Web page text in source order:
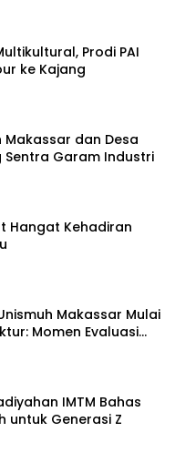
Prodi PAI
ke Kajang
Makassar dan Desa
Sentra Garam Industri
Hangat Kehadiran
Makassar Mulai
Momen Evaluasi
IMTM Bahas
untuk Generasi Z